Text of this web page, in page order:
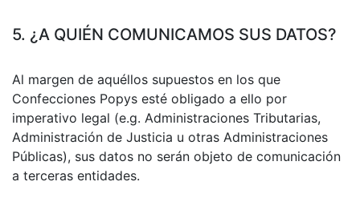
5. ¿A QUIÉN COMUNICAMOS SUS DATOS?
Al margen de aquéllos supuestos en los que
Confecciones Popys esté obligado a ello por
imperativo legal (e.g. Administraciones Tributarias,
Administración de Justicia u otras Administraciones
Públicas), sus datos no serán objeto de comunicación
a terceras entidades.